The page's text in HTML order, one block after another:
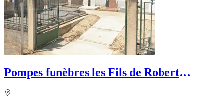
Pompes funèbres les Fils de Robert